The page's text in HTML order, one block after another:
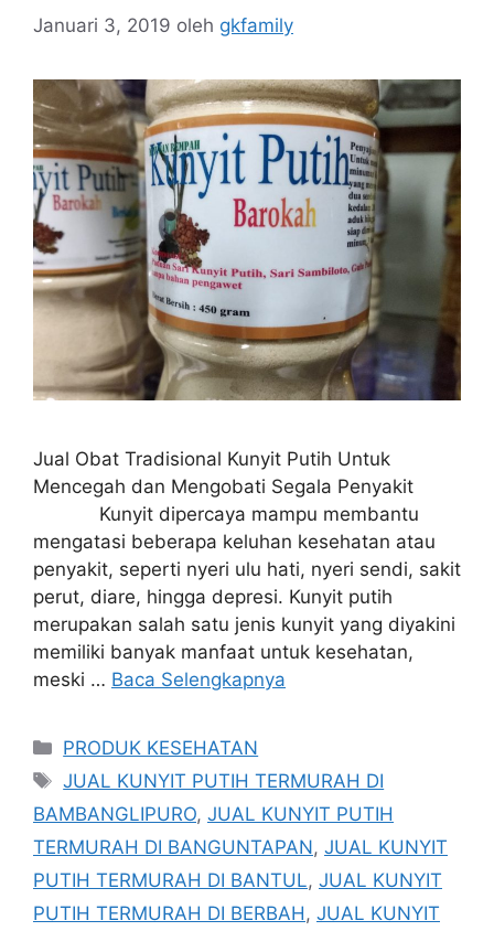
Januari 3, 2019 oleh gkfamily
Jual Obat Tradisional Kunyit Putih Untuk
Mencegah dan Mengobati Segala Penyakit
Kunyit dipercaya mampu membantu
mengatasi beberapa keluhan kesehatan atau
penyakit, seperti nyeri ulu hati, nyeri sendi, sakit
perut, diare, hingga depresi. Kunyit putih
merupakan salah satu jenis kunyit yang diyakini
memiliki banyak manfaat untuk kesehatan,
meski … Baca Selengkapnya
Kategori
PRODUK KESEHATAN
Tag
JUAL KUNYIT PUTIH TERMURAH DI
BAMBANGLIPURO, JUAL KUNYIT PUTIH
TERMURAH DI BANGUNTAPAN, JUAL KUNYIT
PUTIH TERMURAH DI BANTUL, JUAL KUNYIT
PUTIH TERMURAH DI BERBAH , JUAL KUNYIT